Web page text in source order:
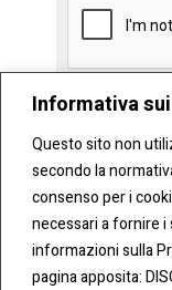
Informativa
Questo sito non
secondo la
consenso per i
necessari a fornire
informazioni sulla
pagina apposita: